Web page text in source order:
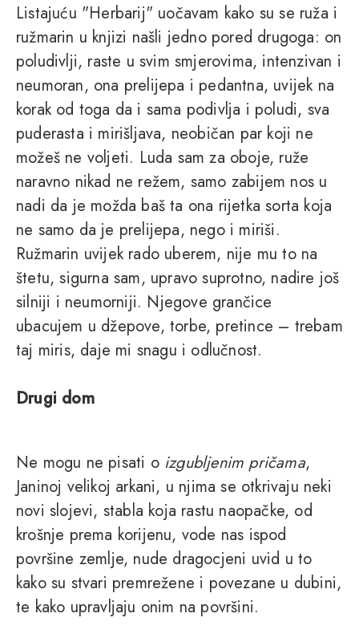
Listajuću "Herbarij" uočavam kako su se ruža i
ružmarin u knjizi našli jedno pored drugoga: on
poludivlji, raste u svim smjerovima, intenzivan i
neumoran, ona prelijepa i pedantna, uvijek na
korak od toga da i sama podivlja i poludi, sva
puderasta i mirišljava, neobičan par koji ne
možeš ne voljeti. Luda sam za oboje, ruže
naravno nikad ne režem, samo zabijem nos u
nadi da je možda baš ta ona rijetka sorta koja
ne samo da je prelijepa, nego i miriši.
Ružmarin uvijek rado uberem, nije mu to na
štetu, sigurna sam, upravo suprotno, nadire još
silniji i neumorniji. Njegove grančice
ubacujem u džepove, torbe, pretince – trebam
taj miris, daje mi snagu i odlučnost.
Drugi dom
Ne mogu ne pisati o izgubljenim pričama,
Janinoj velikoj arkani, u njima se otkrivaju neki
novi slojevi, stabla koja rastu naopačke, od
krošnje prema korijenu, vode nas ispod
površine zemlje, nude dragocjeni uvid u to
kako su stvari premrežene i povezane u dubini,
te kako upravljaju onim na površini.